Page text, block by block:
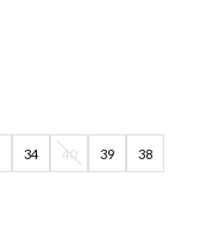
34 40 39 38